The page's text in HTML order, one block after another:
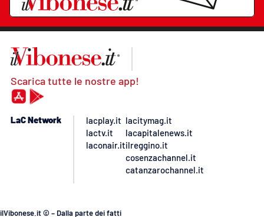
Scarica tutte le nostre app!
LaC Network
lacplay.it
lactv.it
laconair.it
lacitymag.it
lacapitalenews.it
ilreggino.it
cosenzachannel.it
catanzarochannel.it
ilVibonese.it © – Dalla parte dei fatti